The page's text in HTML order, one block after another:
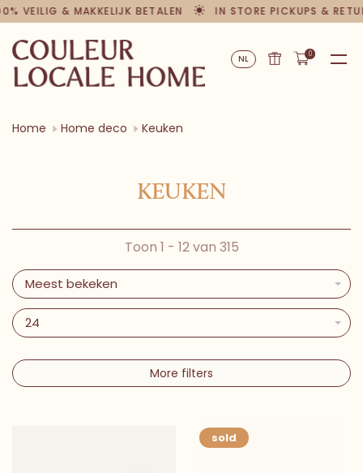
VEILIG & MAKKELIJK BETALEN IN STORE PICKUPS &
NL 0
Home Home deco Keuken
KEUKEN
Toon 1 - 12 van 315
Meest bekeken
24
More filters
sold